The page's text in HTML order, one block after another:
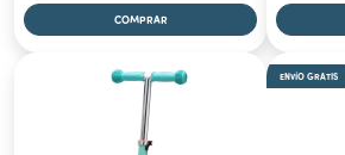
ENVÍO GRATIS